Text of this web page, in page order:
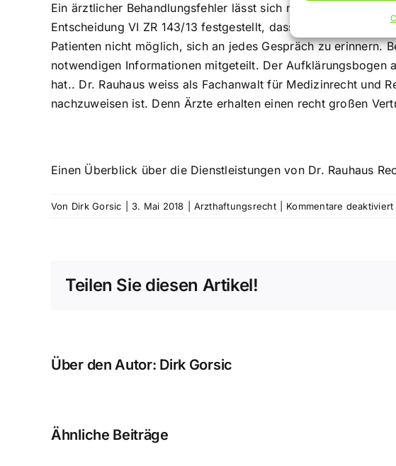
Ein ärztlicher Behandlungsfehler lässt sich nicht allein
Entscheidung VI ZR 143/13 festgestellt, dass eine fehlende
Patienten nicht möglich, sich an jedes Gespräch zu erinnern.
notwendigen Informationen mitgeteilt. Der Aufklärungsbogen
hat.. Dr. Rauhaus weiss als Fachanwalt für Medizinrecht und
nachzuweisen ist. Denn Ärzte erhalten einen recht großen
Einen Überblick über die Dienstleistungen von Dr. Rauhaus
Von Dirk Gorsic 3. Mai 2018 Arzthaftungsrecht Kommentare deaktiviert
Teilen Sie diesen Artikel!
Über den Autor: Dirk Gorsic
Ähnliche Beiträge